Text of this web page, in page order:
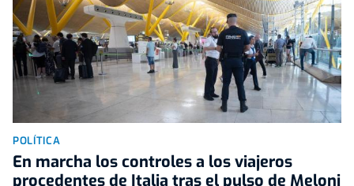
POLÍTICA
En marcha los controles a los viajeros
procedentes de Italia tras el pulso de Meloni